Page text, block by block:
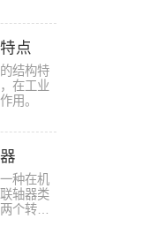
点
结构特
在工业
用。
种在机
轴器类
个转动